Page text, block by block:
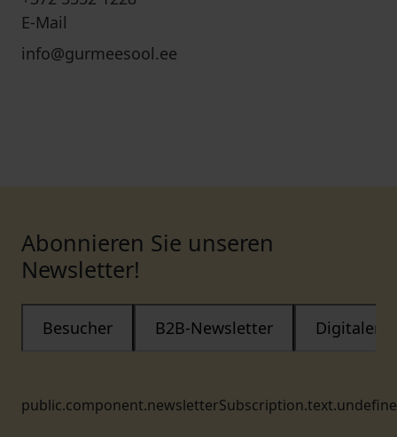
E-Mail
info@gurmeesool.ee
Abonnieren Sie unseren
Newsletter!
Besucher B2B-Newsletter Digitaler